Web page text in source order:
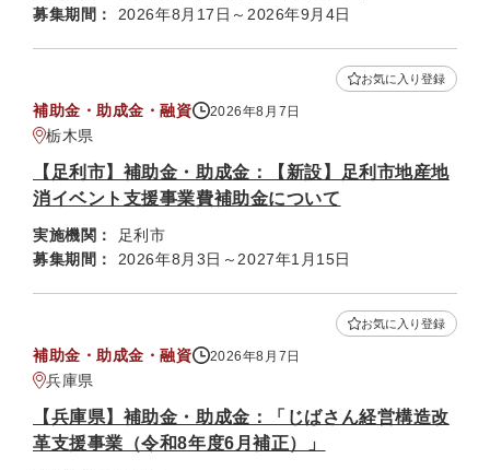
募集期間：
2026年8月17日～2026年9月4日
補助金・助成金・融資 2026年8月7日
栃木県
お気に入り登録
【足利市】補助金・助成金：【新設】足利市地産地
消イベント支援事業費補助金について
実施機関：
足利市
募集期間：
2026年8月3日～2027年1月15日
補助金・助成金・融資 2026年8月7日
兵庫県
お気に入り登録
【兵庫県】補助金・助成金：「じばさん経営構造改
革支援事業（令和8年度6月補正）」